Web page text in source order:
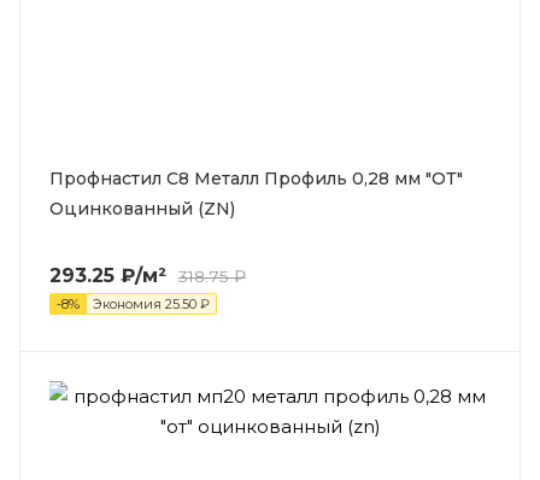
Профнастил С8 Металл Профиль 0,28 мм "ОТ"
Оцинкованный (ZN)
293.25 ₽/м² 318.75₽
-8% Экономия 25.50 ₽